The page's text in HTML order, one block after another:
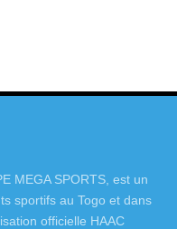
MEGA SPORTS, est un
sportifs au Togo et dans
officielle HAAC